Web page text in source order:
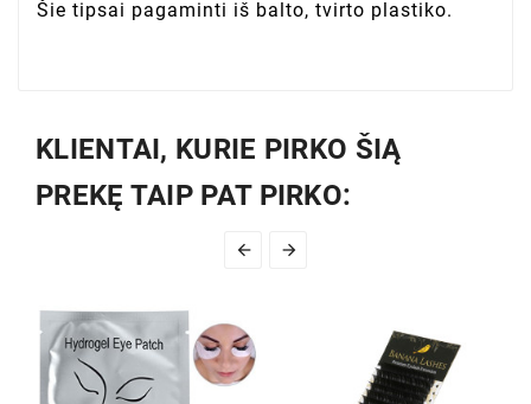
Šie tipsai pagaminti iš balto, tvirto plastiko.
KLIENTAI, KURIE PIRKO ŠIĄ
PREKĘ TAIP PAT PIRKO:
 